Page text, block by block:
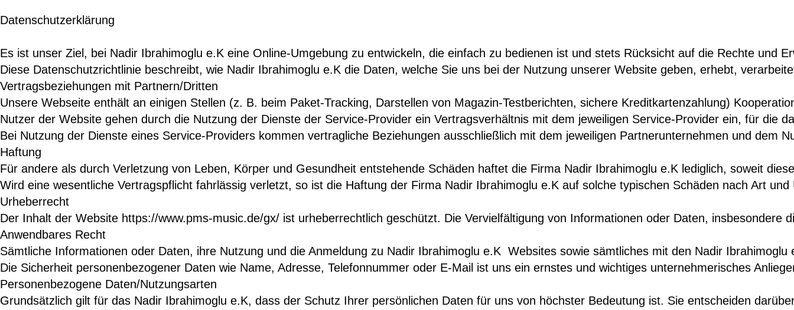
Datenschutzerklärung
Es ist unser Ziel, bei Nadir Ibrahimoglu e.K eine Online-Umgebung zu entwickeln, die einfach zu bedienen ist und stets Rücksicht auf die Rechte und
Diese Datenschutzrichtlinie beschreibt, wie Nadir Ibrahimoglu e.K die Daten, welche Sie uns bei der Nutzung unserer Website geben, erhebt,
Vertragsbeziehungen mit Partnern/Dritten
Unsere Webseite enthält an einigen Stellen (z. B. beim Paket-Tracking, Darstellen von Magazin-Testberichten, sichere Kreditkartenzahlung)
Nutzer der Website gehen durch die Nutzung der Dienste der Service-Provider ein Vertragsverhältnis mit dem jeweiligen Service-Provider ein, für
Bei Nutzung der Dienste eines Service-Providers kommen vertragliche Beziehungen ausschließlich mit dem jeweiligen Partnerunternehmen und dem
Haftung
Für andere als durch Verletzung von Leben, Körper und Gesundheit entstehende Schäden haftet die Firma Nadir Ibrahimoglu e.K lediglich, soweit
Wird eine wesentliche Vertragspflicht fahrlässig verletzt, so ist die Haftung der Firma Nadir Ibrahimoglu e.K auf solche typischen Schäden nach Art
Urheberrecht
Der Inhalt der Website https://www.pms-music.de/gx/ ist urheberrechtlich geschützt. Die Vervielfältigung von Informationen oder Daten,
Anwendbares Recht
Sämtliche Informationen oder Daten, ihre Nutzung und die Anmeldung zu Nadir Ibrahimoglu e.K  Websites sowie sämtliches mit den Nadir
Die Sicherheit personenbezogener Daten wie Name, Adresse, Telefonnummer oder E-Mail ist uns ein ernstes und wichtiges unternehmerisches
Personenbezogene Daten/Nutzungsarten
Grundsätzlich gilt für das Nadir Ibrahimoglu e.K, dass der Schutz Ihrer persönlichen Daten für uns von höchster Bedeutung ist. Sie entscheiden